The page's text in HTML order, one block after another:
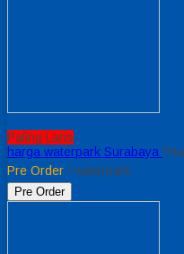
Paling Laris
harga waterpark Surabaya
Pre Order / waterpark
Pre Order